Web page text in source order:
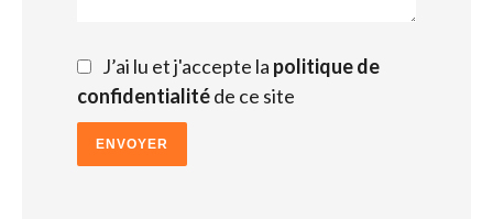
J’ai lu et j'accepte la politique de
confidentialitéde ce site
ENVOYER